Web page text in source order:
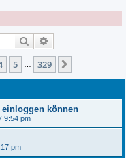
Suche
5 329
können
9:54 pm
pm